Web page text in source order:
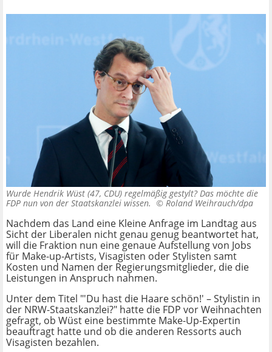
Wurde Hendrik Wüst (47, CDU) regelmäßig gestylt? Das möchte die
FDP nun von der Staatskanzlei wissen. © Roland Weihrauch/dpa
Nachdem das Land eine Kleine Anfrage im Landtag aus
Sicht der Liberalen nicht genau genug beantwortet hat,
will die Fraktion nun eine genaue Aufstellung von Jobs
für Make-up-Artists, Visagisten oder Stylisten samt
Kosten und Namen der Regierungsmitglieder, die die
Leistungen in Anspruch nahmen.
Unter dem Titel "'Du hast die Haare schön!' – Stylistin in
der NRW-Staatskanzlei?" hatte die FDP vor Weihnachten
gefragt, ob Wüst eine bestimmte Make-Up-Expertin
beauftragt hatte und ob die anderen Ressorts auch
Visagisten bezahlen.